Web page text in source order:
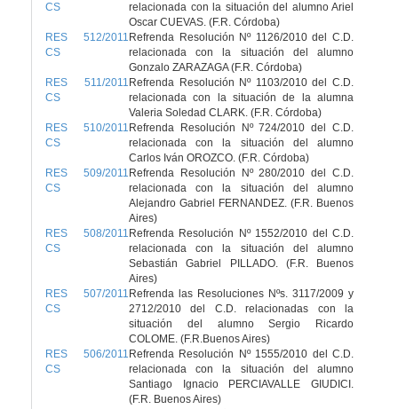
CS
relacionada con la situación del alumno Ariel
Oscar CUEVAS. (F.R. Córdoba)
RES 512/2011
CS
Refrenda Resolución Nº 1126/2010 del C.D.
relacionada con la situación del alumno
Gonzalo ZARAZAGA (F.R. Córdoba)
RES 511/2011
CS
Refrenda Resolución Nº 1103/2010 del C.D.
relacionada con la situación de la alumna
Valeria Soledad CLARK. (F.R. Córdoba)
RES 510/2011
CS
Refrenda Resolución Nº 724/2010 del C.D.
relacionada con la situación del alumno
Carlos Iván OROZCO. (F.R. Córdoba)
RES 509/2011
CS
Refrenda Resolución Nº 280/2010 del C.D.
relacionada con la situación del alumno
Alejandro Gabriel FERNANDEZ. (F.R. Buenos
Aires)
RES 508/2011
CS
Refrenda Resolución Nº 1552/2010 del C.D.
relacionada con la situación del alumno
Sebastián Gabriel PILLADO. (F.R. Buenos
Aires)
RES 507/2011
CS
Refrenda las Resoluciones Nºs. 3117/2009 y
2712/2010 del C.D. relacionadas con la
situación del alumno Sergio Ricardo
COLOME. (F.R.Buenos Aires)
RES 506/2011
CS
Refrenda Resolución Nº 1555/2010 del C.D.
relacionada con la situación del alumno
Santiago Ignacio PERCIAVALLE GIUDICI.
(F.R. Buenos Aires)